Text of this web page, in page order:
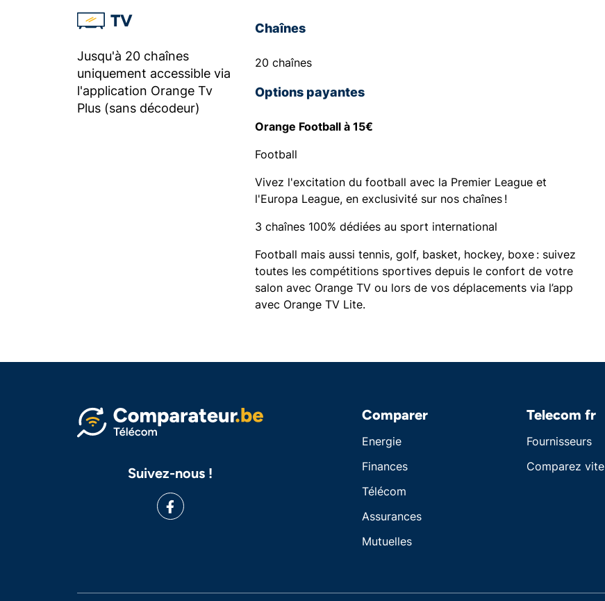
TV
Jusqu'à 20 chaînes
uniquement accessible via
l'application Orange Tv
Plus (sans décodeur)
Chaînes
20 chaînes
Options payantes
Orange Football à 15€
Football
Vivez l'excitation du football avec la Premier League et
l'Europa League, en exclusivité sur nos chaînes !
3 chaînes 100% dédiées au sport international
Football mais aussi tennis, golf, basket, hockey, boxe : suivez
toutes les compétitions sportives depuis le confort de votre
salon avec Orange TV ou lors de vos déplacements via l’app
avec Orange TV Lite.
Suivez-nous !
Comparer
Energie
Finances
Télécom
Assurances
Mutuelles
Telecom fr
Fournisseurs
Comparez vite